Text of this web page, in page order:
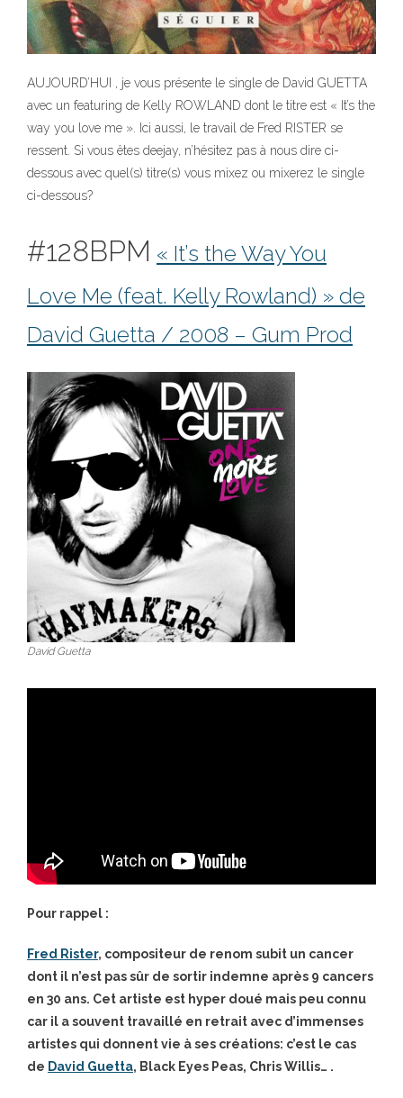
AUJOURD’HUI , je vous présente le single de David GUETTA
avec un featuring de Kelly ROWLAND dont le titre est « It’s the
way you love me ». Ici aussi, le travail de Fred RISTER se
ressent. Si vous êtes deejay, n’hésitez pas à nous dire ci-
dessous avec quel(s) titre(s) vous mixez ou mixerez le single
ci-dessous?
#128BPM « It’s the Way You
Love Me (feat. Kelly Rowland) » de
David Guetta / 2008 – Gum Prod
David Guetta
Pour rappel :
Fred Rister, compositeur de renom subit un cancer
dont il n’est pas sûr de sortir indemne après 9 cancers
en 30 ans. Cet artiste est hyper doué mais peu connu
car il a souvent travaillé en retrait avec d’immenses
artistes qui donnent vie à ses créations: c’est le cas
de David Guetta, Black Eyes Peas, Chris Willis… .